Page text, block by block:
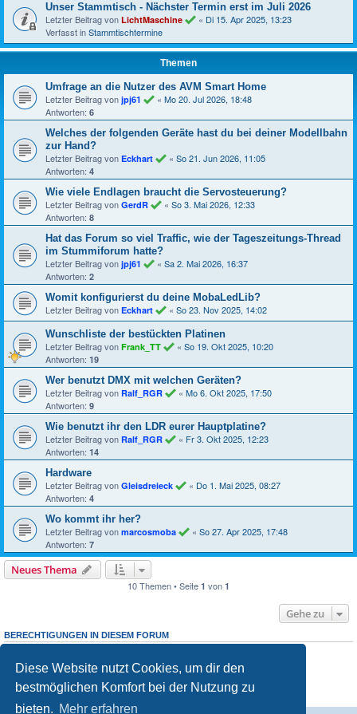
Diese Website nutzt Cookies, um dir den
bestmöglichen Komfort bei der Nutzung zu
bieten. Mehr erfahren
Unser Stammtisch - Nächster Termin erst im Juli 2026
Letzter Beitrag von LichtMaschine « Di 15. Apr 2025, 13:23
Verfasst inStammtischtermine
Themen
Umfrage an die Nutzer des AVM Smart Home
Letzter Beitrag von jpj61 « Mo 20. Jul 2026, 18:48
Antworten: 6
Welches der folgenden Geräte hast du bei deiner Modellbahn
zur Hand?
Letzter Beitrag von Eckhart « So 21. Jun 2026, 11:05
Antworten: 4
Wie viele Endlagen braucht die Servosteuerung?
Letzter Beitrag von GerdR « So 3. Mai 2026, 12:33
Antworten: 8
Hat das Forum so viel Traffic, wie der Tageszeitungs-Thread
im Stummiforum hatte?
Letzter Beitrag von jpj61 « Sa 2. Mai 2026, 16:37
Antworten: 2
Womit konfigurierst du deine MobaLedLib?
Letzter Beitrag von Eckhart « So 23. Nov 2025, 14:02
Wunschliste der bestückten Platinen
Letzter Beitrag von Frank_TT « So 19. Okt 2025, 10:20
Antworten: 19
Wer benutzt DMX mit welchen Geräten?
Letzter Beitrag von Ralf_RGR « Mo 6. Okt 2025, 17:50
Antworten: 9
Wie benutzt ihr den LDR eurer Hauptplatine?
Letzter Beitrag von Ralf_RGR « Fr 3. Okt 2025, 12:23
Antworten: 14
Hardware
Letzter Beitrag von Gleisdreieck « Do 1. Mai 2025, 08:27
Antworten: 4
Wo kommt ihr her?
Letzter Beitrag von marcosmoba « So 27. Apr 2025, 17:48
Antworten: 7
Neues Thema
10 Themen • Seite 1 von 1
Gehe zu
BERECHTIGUNGEN IN DIESEM FORUM
Du darfst
neuen Themen in diesem Forum erstellen.
keine
Du darfst deine Beiträge in diesem Forumnichtändern.
Du darfst deine Beiträge in diesem Forum nicht löschen.
Du darfst keineDateianhänge in diesem Forum erstellen.